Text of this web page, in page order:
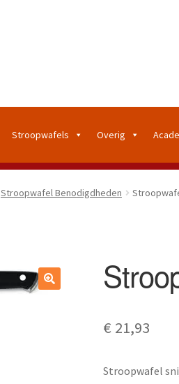
Stroopwafels Overig
Stroopwafel Benodigdheden
€ 21,93
Stroopwafel